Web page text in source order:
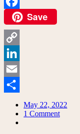
FacebookSave
Copy
Link
LinkedIn
Email
May 22, 2022
1 Commenton